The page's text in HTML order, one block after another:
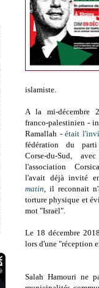
islamiste.
A la mi-décembre
franco-palestinien -
Ramallah -était
fédération du
Corse-du-Sud,
l'association
l'avait déjà invité
matin, il reconnait
torture physique et
mot "Israël".
Le 18 décembre
lors d'une "réception
Salah Hamouri ne